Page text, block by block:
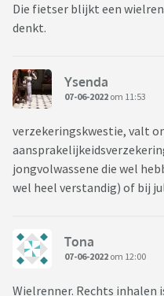
Die fietser blijkt een
denkt.
Ysenda
07-06-2022 om 11:53
verzekeringskwestie, valt
jongvolwassene die wel
wel heel verstandig) of bij
Tona
07-06-2022 om 12:00
Wielrenner. Rechts inhalen